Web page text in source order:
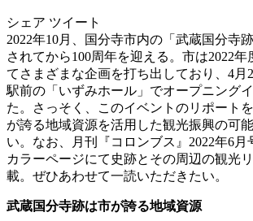
シェア ツイート
2022年10月、国分寺市内の「武蔵国分寺
されてから100周年を迎える。市は2022
てさまざまな企画を打ち出しており、4月
駅前の「いずみホール」でオープニング
た。さっそく、このイベントのリポート
が誇る地域資源を活用した観光振興の可
い。なお、月刊『コロンブス』2022年6月
カラーページにて史跡とその周辺の観光
載。ぜひあわせて一読いただきたい。
武蔵国分寺跡は市が誇る地域資源